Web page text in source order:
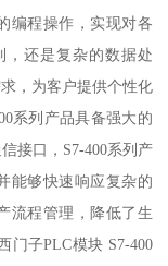
编程操作，实现对各
还是复杂的数据处
，为客户提供个性化
系列产品具备强大的
接口，S7-400系列产
能够快速响应复杂的
流程管理，降低了生
门子PLC模块 S7-400